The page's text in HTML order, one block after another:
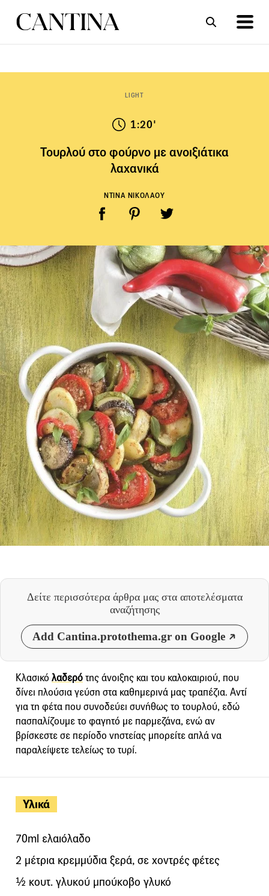
LIGHT
1:20'
Τουρλού στο φούρνο με ανοιξιάτικα
λαχανικά
ΝΤΙΝΑ ΝΙΚΟΛΑΟΥ
Δείτε περισσότερα άρθρα μας στα αποτελέσματα
αναζήτησης
Add Cantina.protothema.gr on Google
Υλικά
70ml ελαιόλαδο
2 μέτρια κρεμμύδια ξερά, σε χοντρές φέτες
½ κουτ. γλυκού μπούκοβο γλυκό
Κλασικό λαδερότης άνοιξης και του καλοκαιριού, που
δίνει πλούσια γεύση στα καθημερινά μας τραπέζια. Αντί
για τη φέτα που συνοδεύει συνήθως το τουρλού, εδώ
πασπαλίζουμε το φαγητό με παρμεζάνα, ενώ αν
βρίσκεστε σε περίοδο νηστείας μπορείτε απλά να
παραλείψετε τελείως το τυρί.